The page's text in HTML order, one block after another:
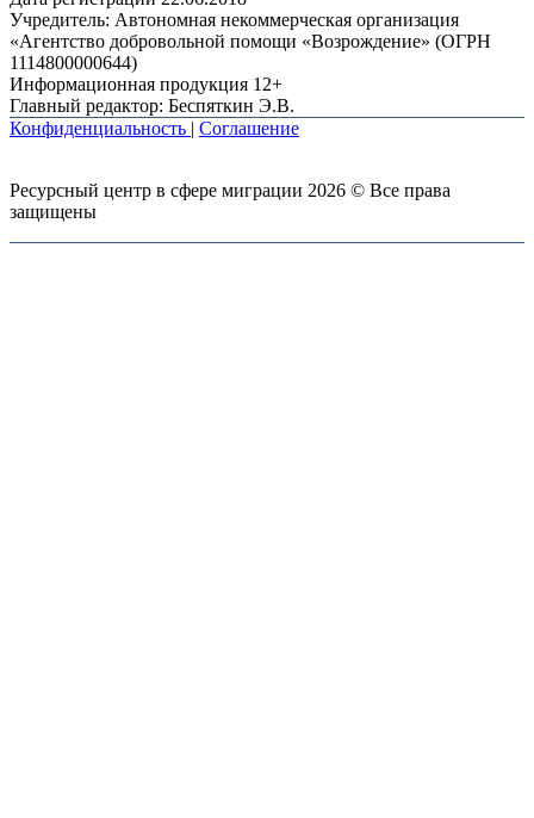
Учредитель: Автономная некоммерческая организация
«Агентство добровольной помощи «Возрождение» (ОГРН
1114800000644)
Информационная продукция 12+
Главный редактор: Беспяткин Э.В.
Конфиденциальность | Соглашение
Ресурсный центр в сфере миграции 2026 © Все права
защищены